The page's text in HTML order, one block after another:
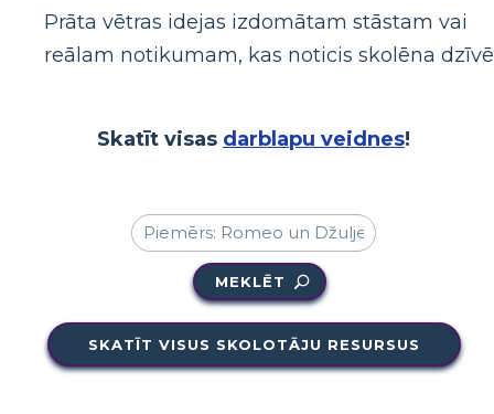
Prāta vētras idejas izdomātam stāstam vai
reālam notikumam, kas noticis skolēna
Skatīt visas darblapu veidnes!
MEKLĒT
SKATĪT VISUS SKOLOTĀJU RESURSUS